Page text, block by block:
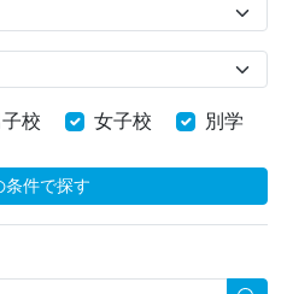
校 女子校 別学
条件で探す